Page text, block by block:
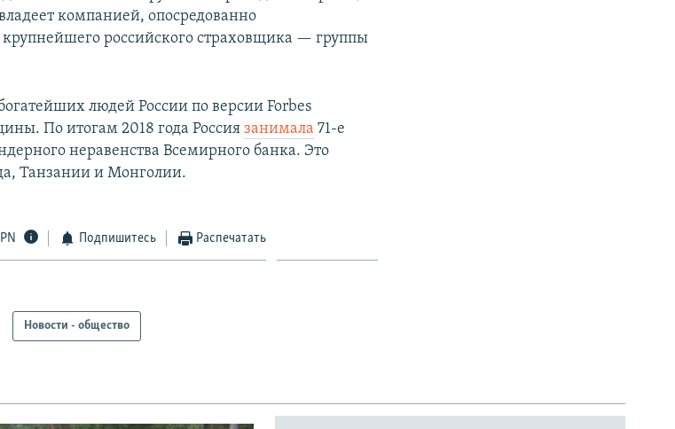
компанией, опосредованно
российского страховщика — группы
людей России по версии Forbes
По итогам 2018 года Россия занимала 71-е
неравенства Всемирного банка. Это
Танзании и Монголии.
Подпишитесь Распечатать
Новости - общество